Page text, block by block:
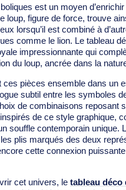
est un moyen
loup, figure de force, trouve
lorsqu’il est combiné à
comme le lion. Le tableau
impressionnante qui
du loup, ancrée dans la
ces pièces ensemble dans un
subtil entre les symboles
de combinaisons reposant
de ce style graphique,
souffle contemporain unique.
plis marqués des deux
cette connexion
cet univers, le tableau déco